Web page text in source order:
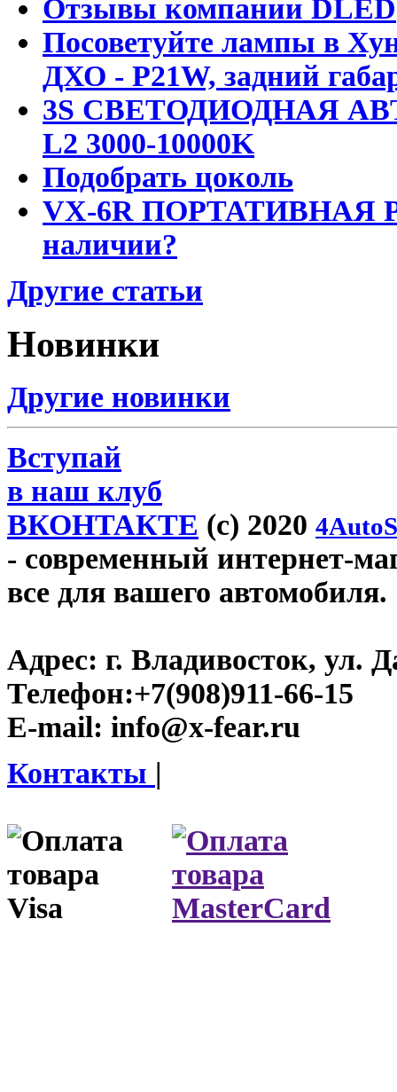
Отзывы компании DLED
Посоветуйте лампы в
ДХО - P21W, задний
3S СВЕТОДИОДНАЯ
L2 3000-10000K
Подобрать цоколь
VX-6R ПОРТАТИВНАЯ
наличии?
Другие статьи
Новинки
Другие новинки
Вступай
в наш клуб
ВКОНТАКТЕ (c) 2020
- современный интернет-
все для вашего автомобиля.
Адрес: г. Владивосток, ул.
Телефон:+7(908)911-66-15
E-mail: info@x-fear.ru
Контакты |